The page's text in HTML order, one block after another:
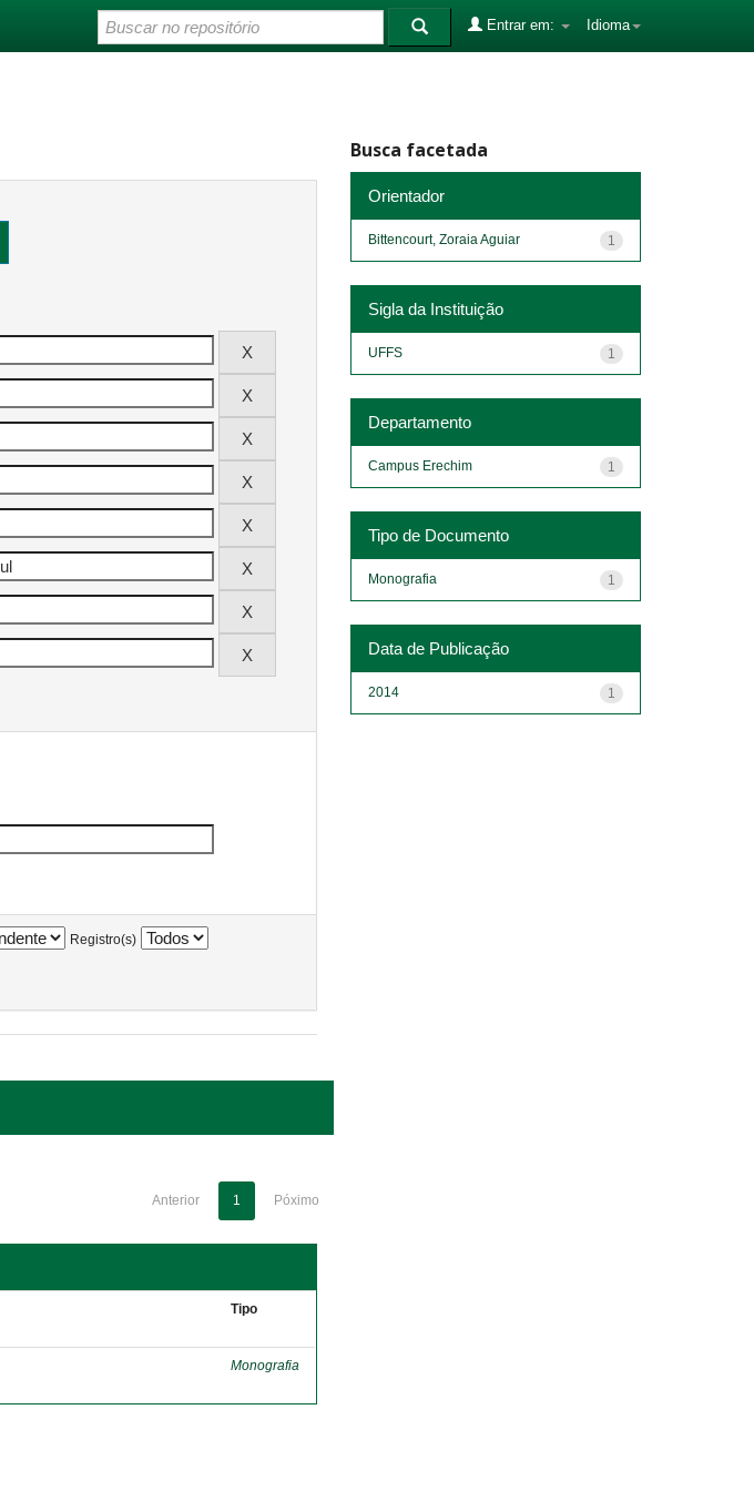
Idioma
Entrar em:
Registro(s)
Anterior 1 Póximo
Tipo
Monografia
Busca facetada
Orientador
1
Bittencourt, Zoraia Aguiar
Sigla da Instituição
1
UFFS
Departamento
1
Campus Erechim
Tipo de Documento
1
Monografia
Data de Publicação
1
2014